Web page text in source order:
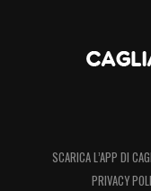
SCARICA L’APP DI
PRIVACY